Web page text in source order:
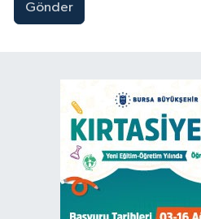
Gönder